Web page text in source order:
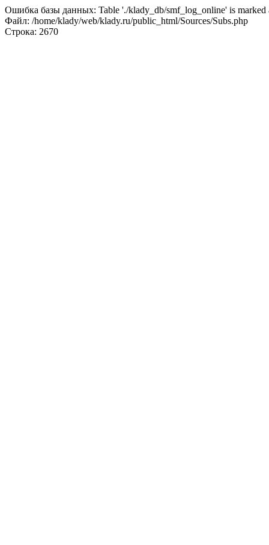
Ошибка базы данных: Table './klady_db/smf_log_online' is marked
Файл: /home/klady/web/klady.ru/public_html/Sources/Subs.php
Строка: 2670